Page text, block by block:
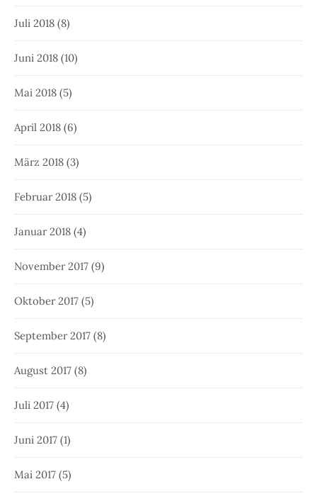
Juli 2018 (8)
Juni 2018 (10)
Mai 2018 (5)
April 2018 (6)
März 2018 (3)
Februar 2018 (5)
Januar 2018 (4)
November 2017 (9)
Oktober 2017 (5)
September 2017 (8)
August 2017 (8)
Juli 2017 (4)
Juni 2017 (1)
Mai 2017 (5)